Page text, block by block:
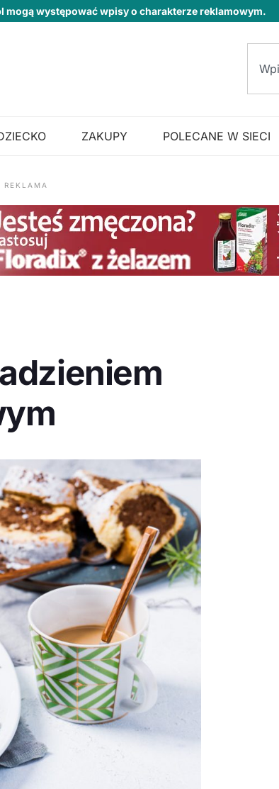
mogą występować wpisy o charakterze reklamowym.
ZAKUPY POLECANE W SIECI
REKLAMA